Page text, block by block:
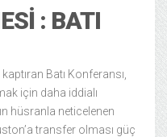
: BATI
Batı Konferansı,
için daha iddialı
hüsranla neticelenen
transfer olması güç